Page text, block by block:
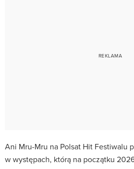
Ani Mru-Mru na Polsat Hit Festiwalu
w występach, którą na początku